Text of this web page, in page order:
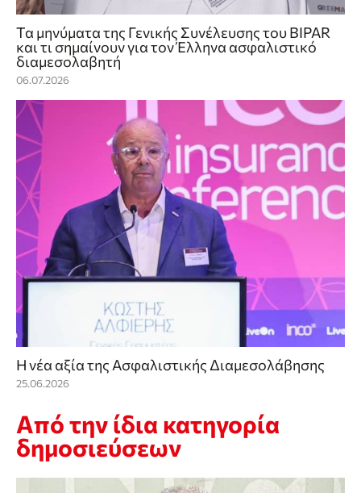
Τα μηνύματα της Γενικής Συνέλευσης του BIPAR
και τι σημαίνουν για τον Έλληνα ασφαλιστικό
διαμεσολαβητή
06.07.2026
Η νέα αξία της Ασφαλιστικής Διαμεσολάβησης
25.06.2026
Από την ίδια κατηγορία
δημοσιεύσεων